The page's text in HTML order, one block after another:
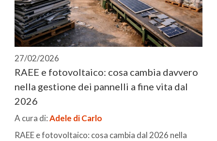
27/02/2026
RAEE e fotovoltaico: cosa cambia davvero
nella gestione dei pannelli a fine vita dal
2026
A cura di:Adele di Carlo
RAEE e fotovoltaico: cosa cambia dal 2026 nella